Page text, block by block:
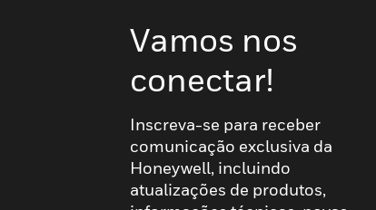
Vamos nos
conectar!
Inscreva-se para receber
comunicação exclusiva da
Honeywell, incluindo
atualizações de produtos,